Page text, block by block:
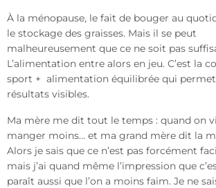
À la ménopause, le fait de bouger au
le stockage des graisses. Mais il se peut
malheureusement que ce ne soit pas
L’alimentation entre alors en jeu. C’est la
sport + alimentation équilibrée qui permet
résultats visibles.
Ma mère me dit tout le temps : quand on
manger moins… et ma grand mère dit la
Alors je sais que ce n’est pas forcément
mais j’ai quand même l’impression que
paraît aussi que l’on a moins faim. Je ne